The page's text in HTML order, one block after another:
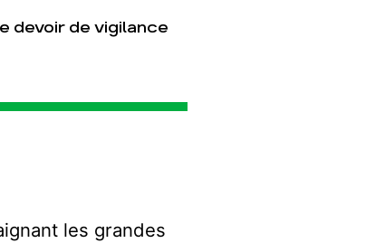
devoir de vigilance
les grandes